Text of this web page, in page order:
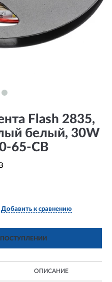
Flash 2835,
белый, 30W
65-CB
Добавить к сравнению
ОПИСАНИЕ